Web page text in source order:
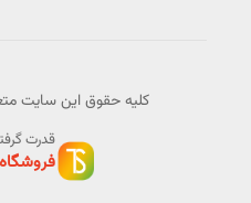
کلیه حقوق این سایت
قدرت